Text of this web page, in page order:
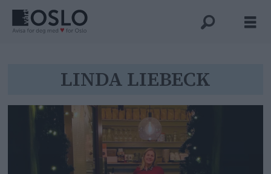
linda
liebeck
LINDA LIEBECK